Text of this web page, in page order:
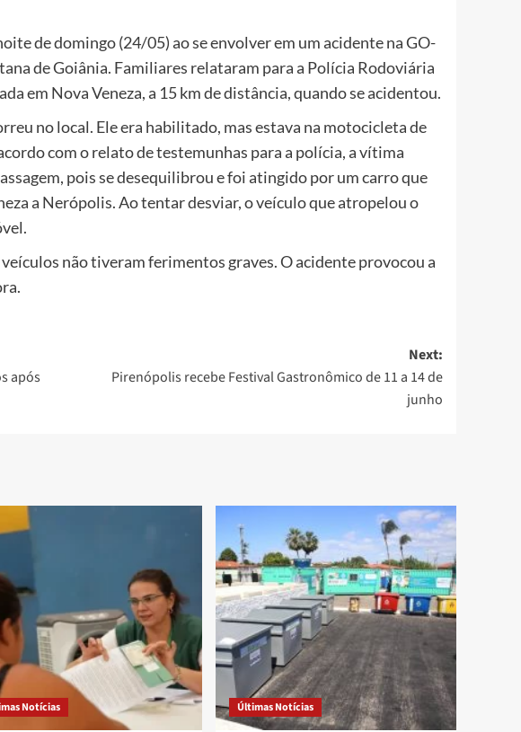
de domingo (24/05) ao se envolver em um acidente na GO-
de Goiânia. Familiares relataram para a Polícia Rodoviária
em Nova Veneza, a 15 km de distância, quando se acidentou.
no local. Ele era habilitado, mas estava na motocicleta de
com o relato de testemunhas para a polícia, a vítima
pois se desequilibrou e foi atingido por um carro que
a Nerópolis. Ao tentar desviar, o veículo que atropelou o
não tiveram ferimentos graves. O acidente provocou a
após
Next:
Pirenópolis recebe Festival Gastronômico de 11 a 14 de
junho
Notícias Últimas Notícias